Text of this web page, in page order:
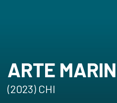
ARTE
(2023) CHI